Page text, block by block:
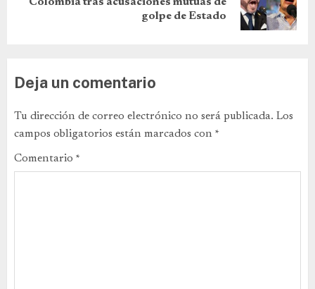
golpe de Estado
Deja un comentario
Tu dirección de correo electrónico no será publicada. Los
campos obligatorios están marcados con *
Comentario *